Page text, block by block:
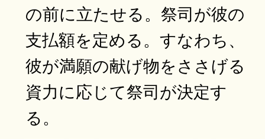
の前に立たせる。祭司が彼の
支払額を定める。すなわち、
彼が満願の献げ物をささげる
資力に応じて祭司が決定す
る。